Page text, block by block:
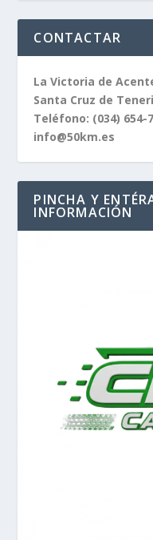
CONTACTAR
La Victoria de
Santa Cruz de
Teléfono: (034) 654-
info@50km.es
PINCHA Y
INFORMACIÓN